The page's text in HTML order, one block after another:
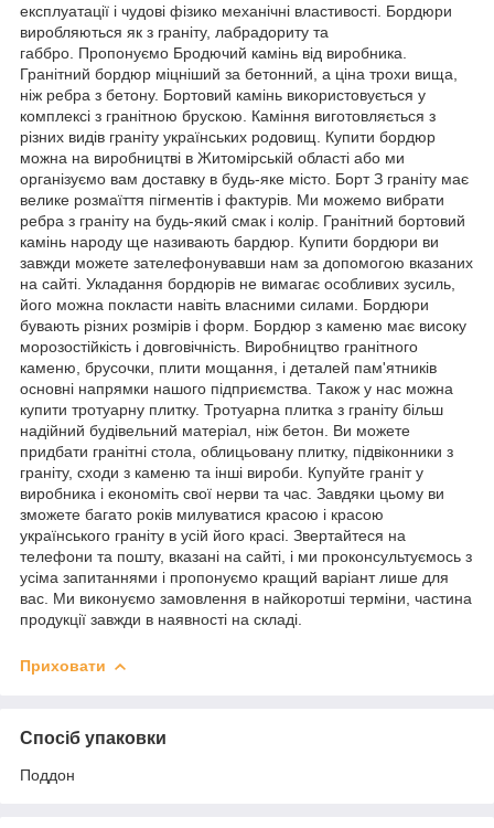
експлуатації і чудові фізико механічні властивості. Бордюри
виробляються як з граніту, лабрадориту та
габбро. Пропонуємо Бродючий камінь від виробника.
Гранітний бордюр міцніший за бетонний, а ціна трохи вища,
ніж ребра з бетону. Бортовий камінь використовується у
комплексі з гранітною брускою. Каміння виготовляється з
різних видів граніту українських родовищ. Купити бордюр
можна на виробництві в Житомірській області або ми
організуємо вам доставку в будь-яке місто. Борт З граніту має
велике розмаїття пігментів і фактурів. Ми можемо вибрати
ребра з граніту на будь-який смак і колір. Гранітний бортовий
камінь народу ще називають бардюр. Купити бордюри ви
завжди можете зателефонувавши нам за допомогою вказаних
на сайті. Укладання бордюрів не вимагає особливих зусиль,
його можна покласти навіть власними силами. Бордюри
бувають різних розмірів і форм. Бордюр з каменю має високу
морозостійкість і довговічність. Виробництво гранітного
каменю, брусочки, плити мощання, і деталей пам'ятників
основні напрямки нашого підприємства. Також у нас можна
купити тротуарну плитку. Тротуарна плитка з граніту більш
надійний будівельний матеріал, ніж бетон. Ви можете
придбати гранітні стола, облицьовану плитку, підвіконники з
граніту, сходи з каменю та інші вироби. Купуйте граніт у
виробника і економіть свої нерви та час. Завдяки цьому ви
зможете багато років милуватися красою і красою
українського граніту в усій його красі. Звертайтеся на
телефони та пошту, вказані на сайті, і ми проконсультуємось з
усіма запитаннями і пропонуємо кращий варіант лише для
вас. Ми виконуємо замовлення в найкоротші терміни, частина
продукції завжди в наявності на складі.
Приховати
Спосіб упаковки
Поддон